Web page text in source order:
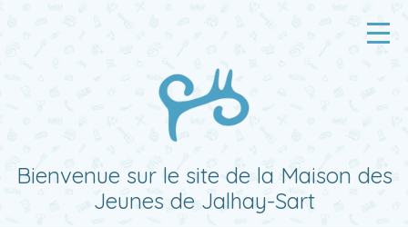
Bienvenue sur le site de la Maison des
Jeunes de Jalhay-Sart
Activités
Planning
Quoi d’neuf ?